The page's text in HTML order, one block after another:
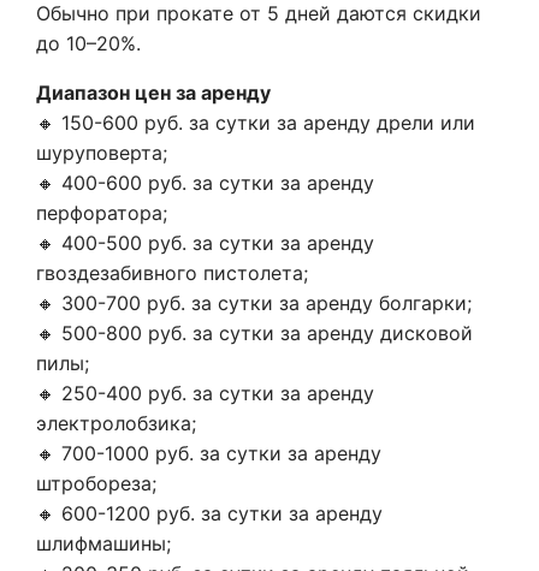
Обычно при прокате от 5 дней даются скидки
до 10–20%.
Диапазон цен за аренду
🔸 150-600 руб. за сутки за аренду дрели или
шуруповерта;
🔸 400-600 руб. за сутки за аренду
перфоратора;
🔸 400-500 руб. за сутки за аренду
гвоздезабивного пистолета;
🔸 300-700 руб. за сутки за аренду болгарки;
🔸 500-800 руб. за сутки за аренду дисковой
пилы;
🔸 250-400 руб. за сутки за аренду
электролобзика;
🔸 700-1000 руб. за сутки за аренду
штробореза;
🔸 600-1200 руб. за сутки за аренду
шлифмашины;